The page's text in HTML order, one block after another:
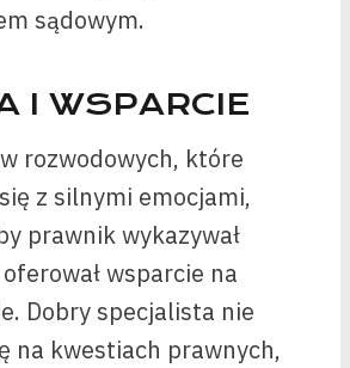
sądowym.
I WSPARCIE
rozwodowych, które
z silnymi emocjami,
prawnik wykazywał
wsparcie na
Dobry specjalista nie
na kwestiach prawnych,